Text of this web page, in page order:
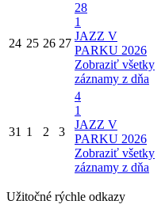
24 25 26 27
28
1
JAZZ V
PARKU 2026
Zobraziť všetky
záznamy z dňa
31 1 2 3
4
1
JAZZ V
PARKU 2026
Zobraziť všetky
záznamy z dňa
Užitočné rýchle odkazy